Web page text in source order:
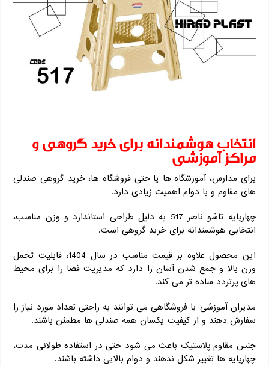
انتخاب هوشمندانه برای خرید گروهی و
مراکز آموزشی
برای مدارس، آموزشگاه‌ ها یا حتی فروشگاه‌ ها، خرید گروهی صندلی‌
های مقاوم و با دوام اهمیت زیادی دارد.
چهارپایه تاشو ناصر 517 به دلیل طراحی استاندارد و وزن مناسب،
انتخابی هوشمندانه برای خرید گروهی است.
این محصول علاوه بر قیمت مناسب در سال 1404، قابلیت تحمل
وزن بالا و جمع ‌شدن آسان را دارد که مدیریت فضا را برای محیط‌
های پرتردد ساده ‌تر می ‌کند.
مدیران آموزشی یا فروشگاهی می ‌توانند به راحتی تعداد مورد نیاز را
سفارش دهند و از کیفیت یکسان همه صندلی ‌ها مطمئن باشند.
جنس مقاوم پلاستیک باعث می ‌شود حتی در استفاده طولانی مدت،
چهارپایه ‌ها تغییر شکل ندهند و دوام بالایی داشته باشند.